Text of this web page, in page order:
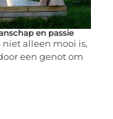
en passie
alleen mooi is,
een genot om